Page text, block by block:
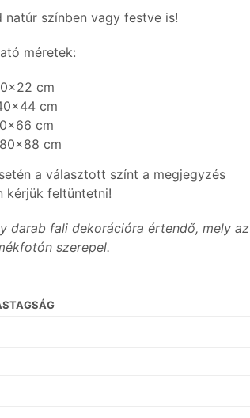
natúr színben vagy festve is!
méretek:
cm
cm
cm
cm
a választott színt a megjegyzés
kérjük feltüntetni!
darab fali dekorációra értendő, mely az
szerepel.